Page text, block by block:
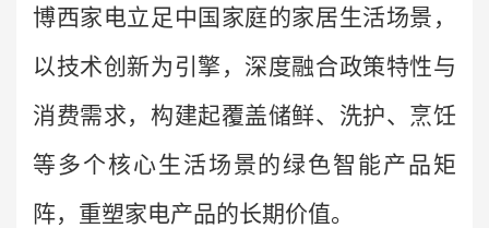
博西家电立足中国家庭的家居生活场景，
以技术创新为引擎，深度融合政策特性与
消费需求，构建起覆盖储鲜、洗护、烹饪
等多个核心生活场景的绿色智能产品矩
阵，重塑家电产品的长期价值。